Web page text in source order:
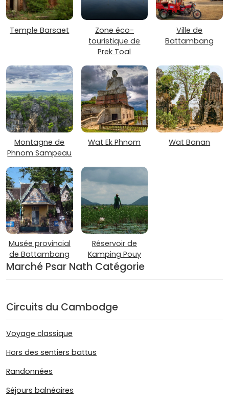
Temple Barsaet
Zone éco-
touristique de
Prek Toal
Ville de
Battambang
Montagne de
Phnom Sampeau
Wat Ek Phnom Wat Banan
Musée provincial
de Battambang
Réservoir de
Kamping Pouy
Marché Psar Nath Catégorie
Circuits du Cambodge
Voyage classique
Hors des sentiers battus
Randonnées
Séjours balnéaires